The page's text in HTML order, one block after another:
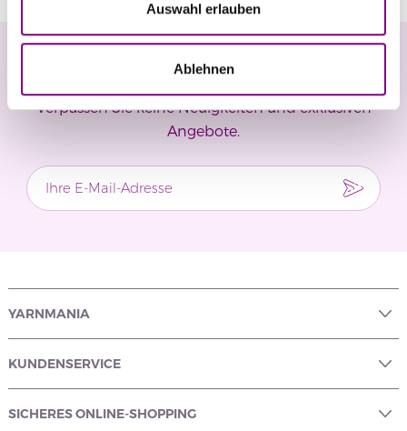
Auswahl erlauben
Ablehnen
Newsletter
Verpassen Sie keine Neuigkeiten und exklusiven
Angebote.
YARNMANIA
KUNDENSERVICE
SICHERES ONLINE-SHOPPING